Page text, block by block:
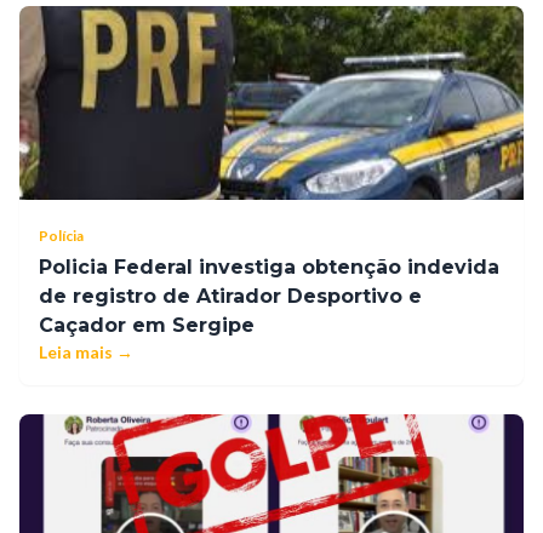
Polícia
Policia Federal investiga obtenção indevida
de registro de Atirador Desportivo e
Caçador em Sergipe
Leia mais →